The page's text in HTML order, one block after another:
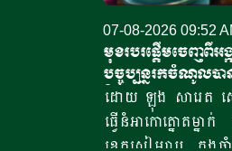
07-08-2026 09:52
មុខរបរផ្តើមចេញពីអ
បច្ចុប្បន្ន​រកចំណូលបា
ជិត១០លានរៀលក្នុង
ដោយ ឡុង សារេត​ ស
ធ្វើនំអាកោត្នោត​ម្នា
ខេត្តសៀមរាប​ ​​ក្នុង